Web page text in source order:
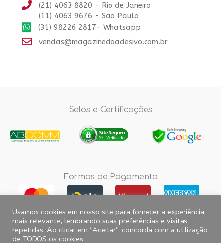
(21) 4063 8820 - Rio de Janeiro
(11) 4063 9676 - Sao Paulo
(31) 98226 2817- Whatsapp
vendas@magazinedoadesivo.com.br
Selos e Certificações
Formas de Pagamento
Fotos e imagens meramente ilustrativas, 2012© 2026 Magazine do
Usamos cookies em nosso site para fornecer a experiência
mais relevante, lembrando suas preferências e visitas
repetidas. Ao clicar em “Aceitar”, concorda com a utilização
de TODOS os cookies.